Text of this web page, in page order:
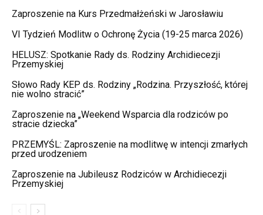
Zaproszenie na Kurs Przedmałżeński w Jarosławiu
VI Tydzień Modlitw o Ochronę Życia (19-25 marca 2026)
HELUSZ: Spotkanie Rady ds. Rodziny Archidiecezji
Przemyskiej
Słowo Rady KEP ds. Rodziny „Rodzina. Przyszłość, której
nie wolno stracić”
Zaproszenie na „Weekend Wsparcia dla rodziców po
stracie dziecka”
PRZEMYŚL: Zaproszenie na modlitwę w intencji zmarłych
przed urodzeniem
Zaproszenie na Jubileusz Rodziców w Archidiecezji
Przemyskiej